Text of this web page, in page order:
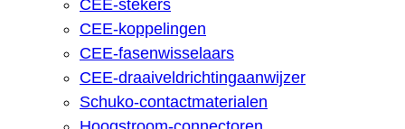
CEE-stekers
CEE-koppelingen
CEE-fasenwisselaars
CEE-draaiveldrichtingaanwijzer
Schuko-contactmaterialen